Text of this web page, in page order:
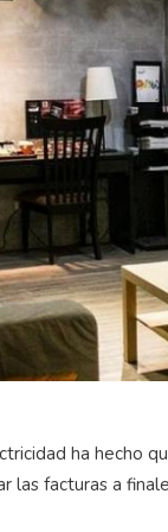
ha hecho
las facturas a